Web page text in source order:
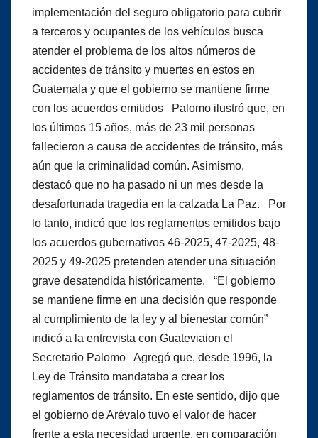
implementación del seguro obligatorio para cubrir
a terceros y ocupantes de los vehículos busca
atender el problema de los altos números de
accidentes de tránsito y muertes en estos en
Guatemala y que el gobierno se mantiene firme
con los acuerdos emitidos Palomo ilustró que, en
los últimos 15 años, más de 23 mil personas
fallecieron a causa de accidentes de tránsito, más
aún que la criminalidad común. Asimismo,
destacó que no ha pasado ni un mes desde la
desafortunada tragedia en la calzada La Paz. Por
lo tanto, indicó que los reglamentos emitidos bajo
los acuerdos gubernativos 46-2025, 47-2025, 48-
2025 y 49-2025 pretenden atender una situación
grave desatendida históricamente. “El gobierno
se mantiene firme en una decisión que responde
al cumplimiento de la ley y al bienestar común”
indicó a la entrevista con Guateviaion el
Secretario Palomo Agregó que, desde 1996, la
Ley de Tránsito mandataba a crear los
reglamentos de tránsito. En este sentido, dijo que
el gobierno de Arévalo tuvo el valor de hacer
frente a esta necesidad urgente, en comparación